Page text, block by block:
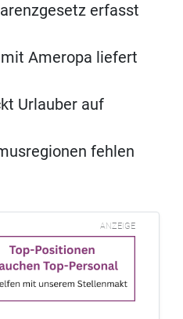
erfasst
Ameropa liefert
Urlauber auf
fehlen
ANZEIGE